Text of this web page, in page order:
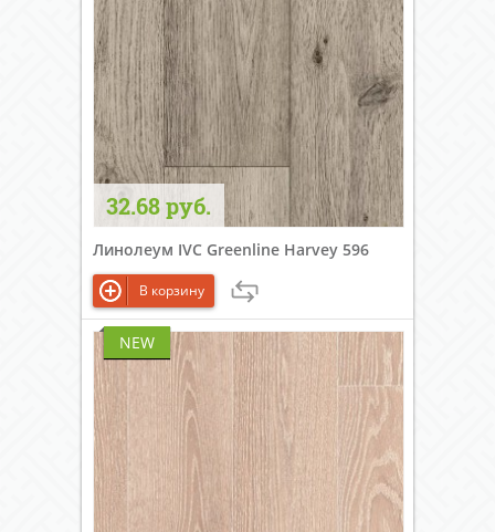
32.68 руб.
Линолеум IVC Greenline Harvey 596
В корзину
NEW